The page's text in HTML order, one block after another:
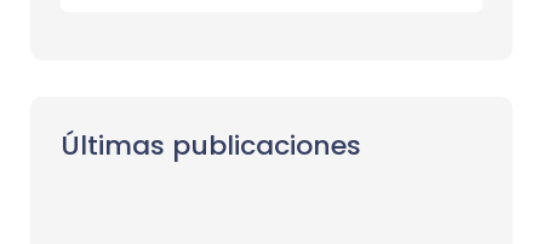
Últimas publicaciones